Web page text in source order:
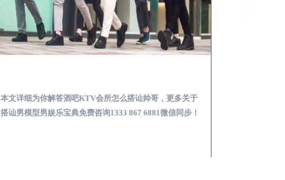
本文详细为你解答酒吧KTV会所怎么搭讪帅哥，更多关于
搭讪男模型男娱乐宝典免费咨询1333 867 6881微信同步！